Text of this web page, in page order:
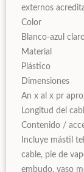
externos
Color
Blanco-azul
Material
Plástico
Dimensiones
An x al x pr
Longitud del
Contenido /
Incluye mástil
cable, pie de
embudo, vaso